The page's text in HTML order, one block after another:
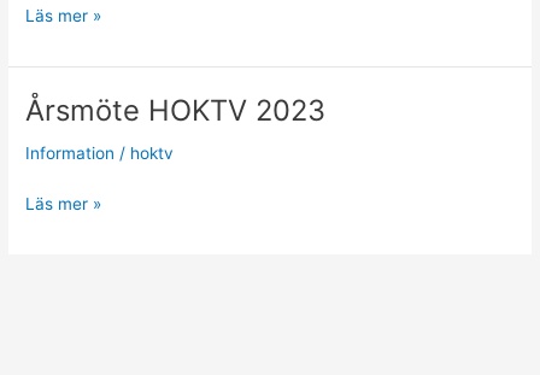
Information
Läs mer »
Årsmöte HOKTV 2023
Information / hoktv
Årsmöte
Läs mer »